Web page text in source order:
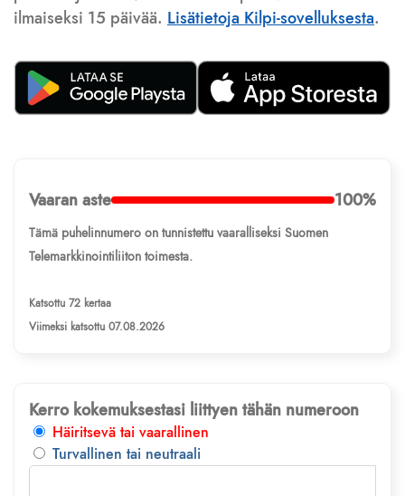
ilmaiseksi 15 päivää. Lisätietoja Kilpi-sovelluksesta.
Vaaran aste 100%
Tämä puhelinnumero on tunnistettu vaaralliseksi Suomen
Telemarkkinointiliiton toimesta.
Katsottu 72 kertaa
Viimeksi katsottu 07.08.2026
Kerro kokemuksestasi liittyen tähän numeroon
Häiritsevä tai vaarallinen
Turvallinen tai neutraali